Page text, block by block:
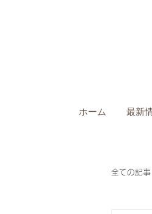
ホーム 最新
全ての記事